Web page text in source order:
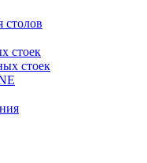
стоек
стоек